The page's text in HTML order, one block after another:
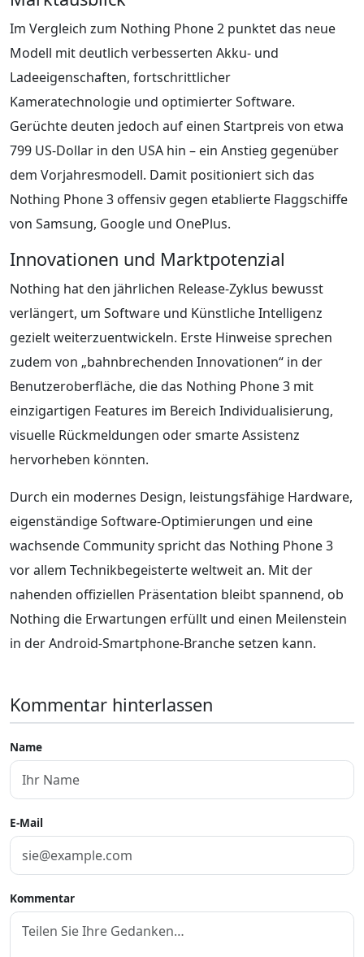
Im Vergleich zum Nothing Phone 2 punktet das neue
Modell mit deutlich verbesserten Akku- und
Ladeeigenschaften, fortschrittlicher
Kameratechnologie und optimierter Software.
Gerüchte deuten jedoch auf einen Startpreis von etwa
799 US-Dollar in den USA hin – ein Anstieg gegenüber
dem Vorjahresmodell. Damit positioniert sich das
Nothing Phone 3 offensiv gegen etablierte Flaggschiffe
von Samsung, Google und OnePlus.
Innovationen und Marktpotenzial
Nothing hat den jährlichen Release-Zyklus bewusst
verlängert, um Software und Künstliche Intelligenz
gezielt weiterzuentwickeln. Erste Hinweise sprechen
zudem von „bahnbrechenden Innovationen“ in der
Benutzeroberfläche, die das Nothing Phone 3 mit
einzigartigen Features im Bereich Individualisierung,
visuelle Rückmeldungen oder smarte Assistenz
hervorheben könnten.
Durch ein modernes Design, leistungsfähige Hardware,
eigenständige Software-Optimierungen und eine
wachsende Community spricht das Nothing Phone 3
vor allem Technikbegeisterte weltweit an. Mit der
nahenden offiziellen Präsentation bleibt spannend, ob
Nothing die Erwartungen erfüllt und einen Meilenstein
in der Android-Smartphone-Branche setzen kann.
Kommentar hinterlassen
Name
E-Mail
Kommentar